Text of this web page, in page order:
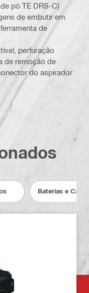
pó TE DRS-C)
de embutir em
de
perfuração
de remoção de
do aspirador
Baterias e